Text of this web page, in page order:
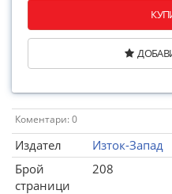
Коментари: 0
Издател
Изток-Запад
Брой
страници
208